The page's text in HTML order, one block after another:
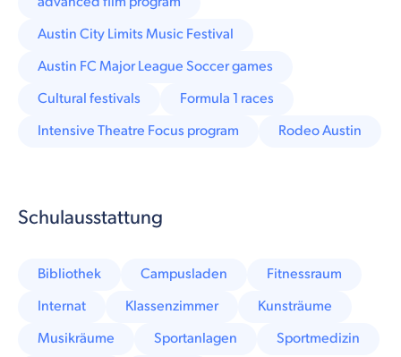
Austin City Limits Music Festival
Austin FC Major League Soccer games
Cultural festivals
Formula 1 races
Intensive Theatre Focus program
Rodeo Austin
Schulausstattung
Bibliothek Campusladen
Fitnessraum
Internat
Klassenzimmer
Kunsträume
Musikräume
Sportanlagen Sportmedizin